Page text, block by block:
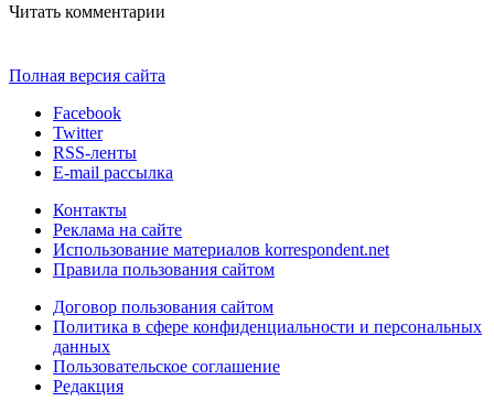
Читать комментарии
Полная версия сайта
Facebook
Twitter
RSS-ленты
E-mail рассылка
Контакты
Реклама на сайте
Использование материалов korrespondent.net
Правила пользования сайтом
Договор пользования сайтом
Политика в сфере конфиденциальности и персональных
данных
Пользовательское соглашение
Редакция